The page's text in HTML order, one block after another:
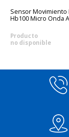
Sensor
Hb100 Micro Onda
Producto
no disponible